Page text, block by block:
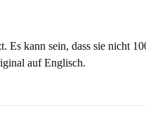
Es kann sein, dass sie nicht
auf Englisch.